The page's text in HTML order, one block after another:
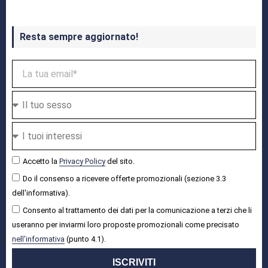
Resta sempre aggiornato!
Accetto la Privacy Policydel sito.
Do il consenso a ricevere offerte promozionali (sezione 3.3
dell'informativa).
Consento al trattamento dei dati per la comunicazione a terzi che li
useranno per inviarmi loro proposte promozionali come precisato
nell'informativa (punto 4.1).
ISCRIVITI